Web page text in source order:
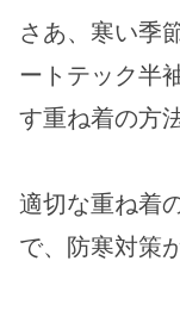
さあ、寒い季
ートテック半
す重ね着の方
適切な重ね着
で、防寒対策